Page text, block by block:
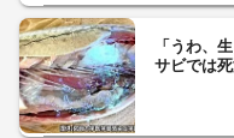
「うわ、
サビでは